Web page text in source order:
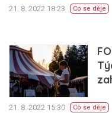
21. 8. 2022 18:23 Co se děje
21. 8. 2022 15:30 Co se děje